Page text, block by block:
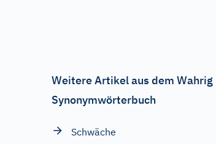
Weitere Artikel aus dem Wahrig
Synonymwörterbuch
Schwäche